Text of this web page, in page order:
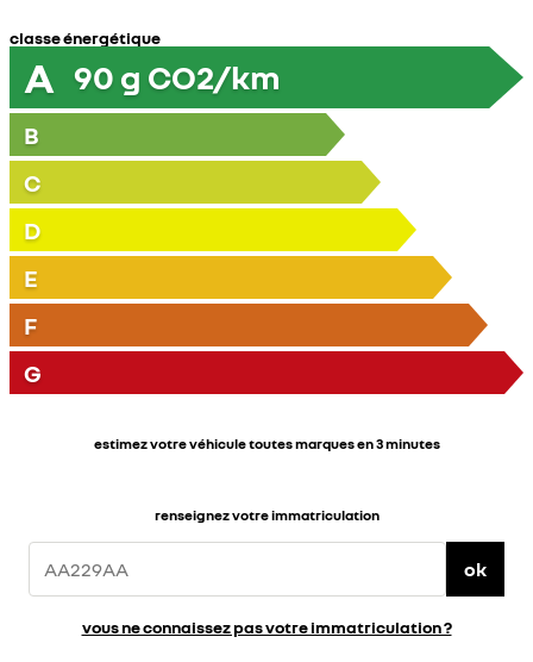
classe énergétique
A 90 g CO2/km
B
C
D
E
F
G
estimez votre véhicule toutes marques en 3 minutes
renseignez votre immatriculation
ok
vous ne connaissez pas votre immatriculation ?